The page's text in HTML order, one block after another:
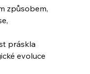
způsobem,
práskla
evoluce